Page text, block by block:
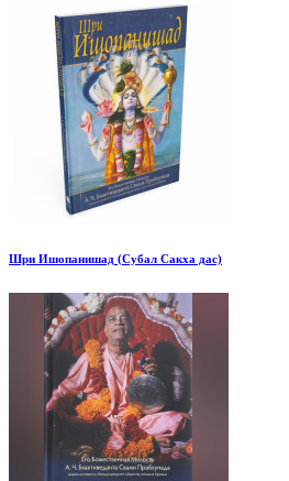
Шри Ишопанишад (Субал Сакха дас)